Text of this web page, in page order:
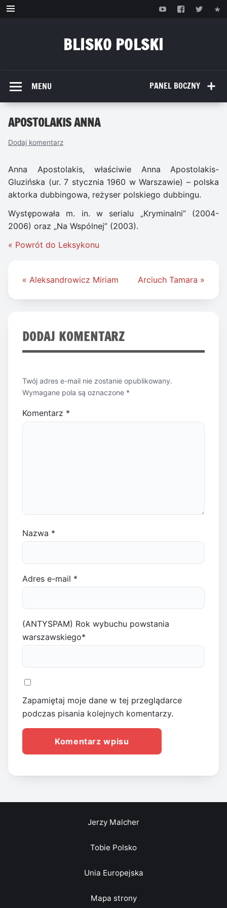
Przejdź
BLISKO POLSKI
PANEL BOCZNY
MENU
APOSTOLAKIS ANNA
Dodaj komentarz
Anna Apostolakis, właściwie Anna Apostolakis-
Gluzińska (ur. 7 stycznia 1960 w Warszawie) – polska
aktorka dubbingowa, reżyser polskiego dubbingu.
Występowała m. in. w serialu „Kryminalni” (2004-
2006) oraz „Na Wspólnej” (2003).
« Powrót do Leksykonu
Nawigacja
« Aleksandrowicz Miriam Arciuch Tamara »
DODAJ KOMENTARZ
Twój adres e-mail nie zostanie opublikowany.
Wymagane pola są oznaczone *
Komentarz *
Nazwa *
Adres e-mail *
(ANTYSPAM) Rok wybuchu powstania
warszawskiego*
Zapamiętaj moje dane w tej przeglądarce
podczas pisania kolejnych komentarzy.
Jerzy Malcher
Tobie Polsko
Unia Europejska
Mapa strony